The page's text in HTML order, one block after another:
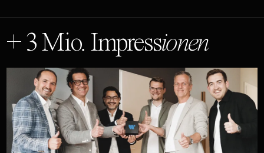
+ 3 Mio. Impressionen